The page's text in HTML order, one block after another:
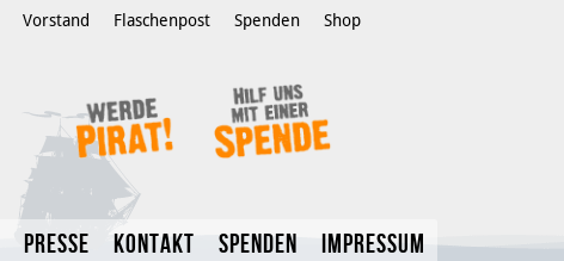
Vorstand Flaschenpost Spenden Shop
Presse Kontakt Spenden Impressum